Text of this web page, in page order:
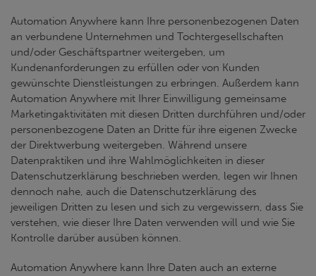
Automation Anywhere kann Ihre personenbezogenen Daten
an verbundene Unternehmen und Tochtergesellschaften
und/oder Geschäftspartner weitergeben, um
Kundenanforderungen zu erfüllen oder von Kunden
gewünschte Dienstleistungen zu erbringen. Außerdem kann
Automation Anywhere mit Ihrer Einwilligung gemeinsame
Marketingaktivitäten mit diesen Dritten durchführen und/oder
personenbezogene Daten an Dritte für ihre eigenen Zwecke
der Direktwerbung weitergeben. Während unsere
Datenpraktiken und ihre Wahlmöglichkeiten in dieser
Datenschutzerklärung beschrieben werden, legen wir Ihnen
dennoch nahe, auch die Datenschutzerklärung des
jeweiligen Dritten zu lesen und sich zu vergewissern, dass Sie
verstehen, wie dieser Ihre Daten verwenden will und wie Sie
Kontrolle darüber ausüben können.
Automation Anywhere kann Ihre Daten auch an externe